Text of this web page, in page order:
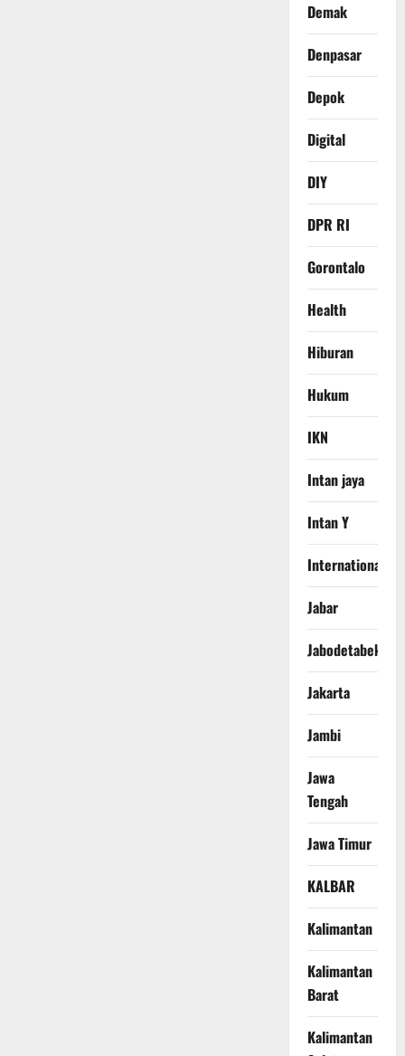
Demak
Denpasar
Depok
Digital
DIY
DPR RI
Gorontalo
Health
Hiburan
Hukum
IKN
Intan jaya
Intan Y
International
Jabar
Jabodetabek
Jakarta
Jambi
Jawa
Tengah
Jawa Timur
KALBAR
Kalimantan
Kalimantan
Barat
Kalimantan